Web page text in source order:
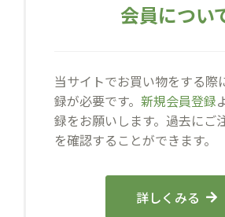
会員につい
当サイトでお買い物をする際
録が必要です。 新規会員登録
録をお願いします。過去にご
を確認することができます。
詳しくみる